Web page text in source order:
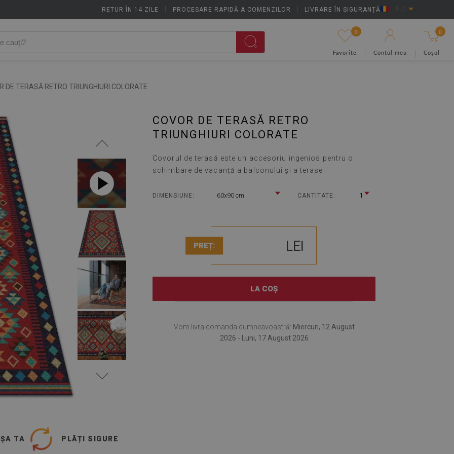
RETUR ÎN 14 ZILE PROCESARE RAPIDĂ A COMENZILOR LIVRARE ÎN SIGURANȚĂ
0
Favorite Contul meu
0
Coșul
DE TERASĂ RETRO TRIUNGHIURI COLORATE
TA PLĂȚI SIGURE
COVOR DE TERASĂ RETRO
TRIUNGHIURI COLORATE
Covorul de terasă este un accesoriu ingenios pentru o
schimbare de vacanță a balconului și a terasei.
DIMENSIUNE: 60x90 cm CANTITATE: 1
PREȚ: LEI
LA COȘ
Vom livra comanda dumneavoastră: Miercuri, 12 August
2026 - Luni, 17 August 2026